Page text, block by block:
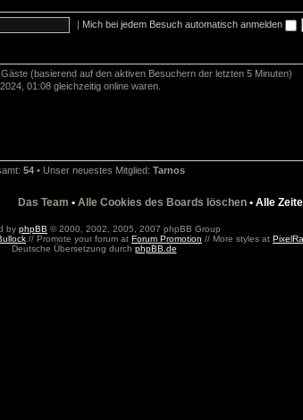
| Mich bei jedem Besuch automatisch anmelden
(basierend auf den aktiven Besuchern der letzten 5 Minuten)
01:08 gleichzeitig online waren.
54 • Unser neuestes Mitglied: Tarnos
Das Team • Alle Cookies des Boards löschen • Alle
by phpBB © 2000, 2002, 2005, 2007 phpBB Group
// Promote your forum at Forum Promotion // More styles at
Deutsche Übersetzung durch phpBB.de